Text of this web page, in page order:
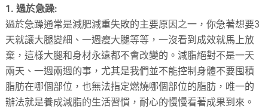
1. 過於急躁:
過於急躁通常是減肥減重失敗的主要原因之一，你急著想要3
天就讓大腿變細、一週瘦大腿等等，一沒看到成效就馬上放
棄，這樣大腿和身材永遠都不會改變的。減脂絕對不是一天
兩天、一週兩週的事，尤其是我們並不能控制身體不要囤積
脂肪在哪個部位，也無法指定燃燒哪個部位的脂肪，唯一的
辦法就是養成減脂的生活習慣，耐心的慢慢看著成果到來。